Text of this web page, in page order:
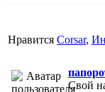
Нравится Corsar,
Свой